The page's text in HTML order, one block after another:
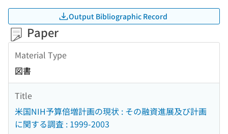
Output Bibliographic Record
Paper
Material Type
図書
Title
米国NIH予算倍増計画の現状 : その融資進展及び計画
に関する調査 : 1999-2003